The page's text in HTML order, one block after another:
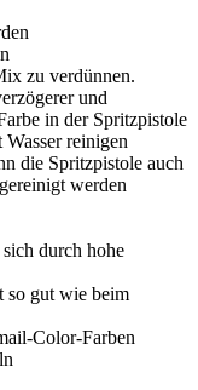
zu verdünnen.
und
in der Spritzpistole
reinigen
die Spritzpistole auch
werden
durch hohe
so gut wie beim
Color-Farben